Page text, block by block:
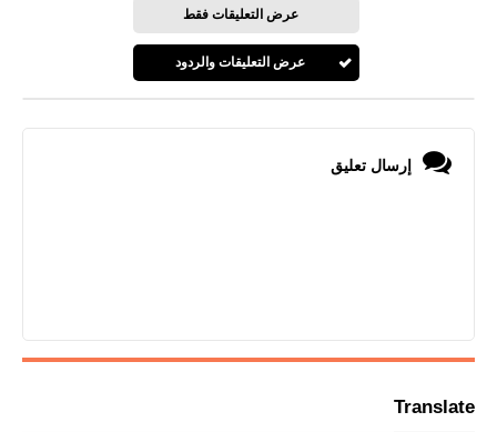
عرض التعليقات فقط
عرض التعليقات والردود
إرسال تعليق
Translate